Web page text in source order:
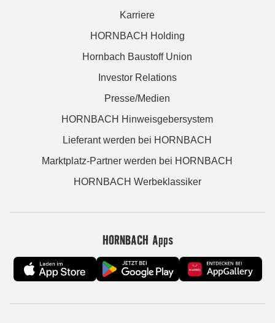
Karriere
HORNBACH Holding
Hornbach Baustoff Union
Investor Relations
Presse/Medien
HORNBACH Hinweisgebersystem
Lieferant werden bei HORNBACH
Marktplatz-Partner werden bei HORNBACH
HORNBACH Werbeklassiker
HORNBACH Apps